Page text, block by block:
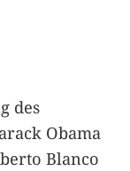
des
Obama
Blanco